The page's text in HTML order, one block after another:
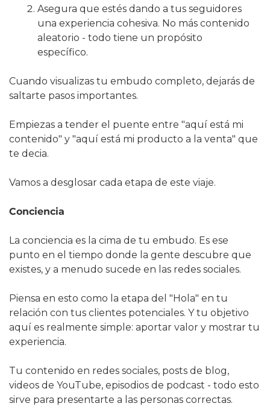
Asegura que estés dando a tus seguidores
una experiencia cohesiva. No más contenido
aleatorio - todo tiene un propósito
específico.
Cuando visualizas tu embudo completo, dejarás de
saltarte pasos importantes.
Empiezas a tender el puente entre "aquí está mi
contenido" y "aquí está mi producto a la venta" que
te decia.
Vamos a desglosar cada etapa de este viaje.
Conciencia
La conciencia es la cima de tu embudo. Es ese
punto en el tiempo donde la gente descubre que
existes, y a menudo sucede en las redes sociales.
Piensa en esto como la etapa del "Hola" en tu
relación con tus clientes potenciales. Y tu objetivo
aquí es realmente simple: aportar valor y mostrar tu
experiencia.
Tu contenido en redes sociales, posts de blog,
videos de YouTube, episodios de podcast - todo esto
sirve para presentarte a las personas correctas.